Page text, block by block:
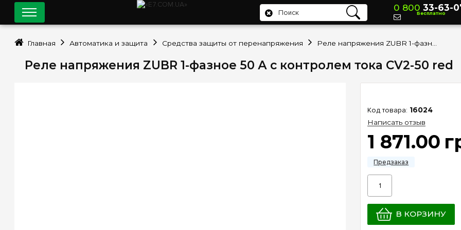
Реле напряжения ZUBR 1-фазное 50 А с контролем тока CV2-50 red
16024
Написать отзыв
1 871.00
В КОРЗИНУ
0 800 33-63-
Бесплатно
Главная Автоматика и защита Средства защиты от перенапряжения